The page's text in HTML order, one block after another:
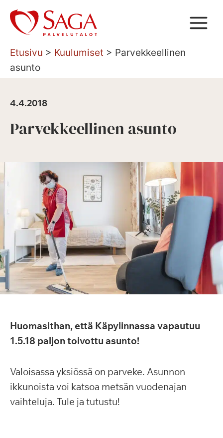
Siirry
sisältöön
Etusivu > Kuulumiset > Parvekkeellinen
asunto
4.4.2018
Parvekkeellinen asunto
Huomasithan, että Käpylinnassa vapautuu
1.5.18 paljon toivottu asunto!
Valoisassa yksiössä on parveke. Asunnon
ikkunoista voi katsoa metsän vuodenajan
vaihteluja. Tule ja tutustu!